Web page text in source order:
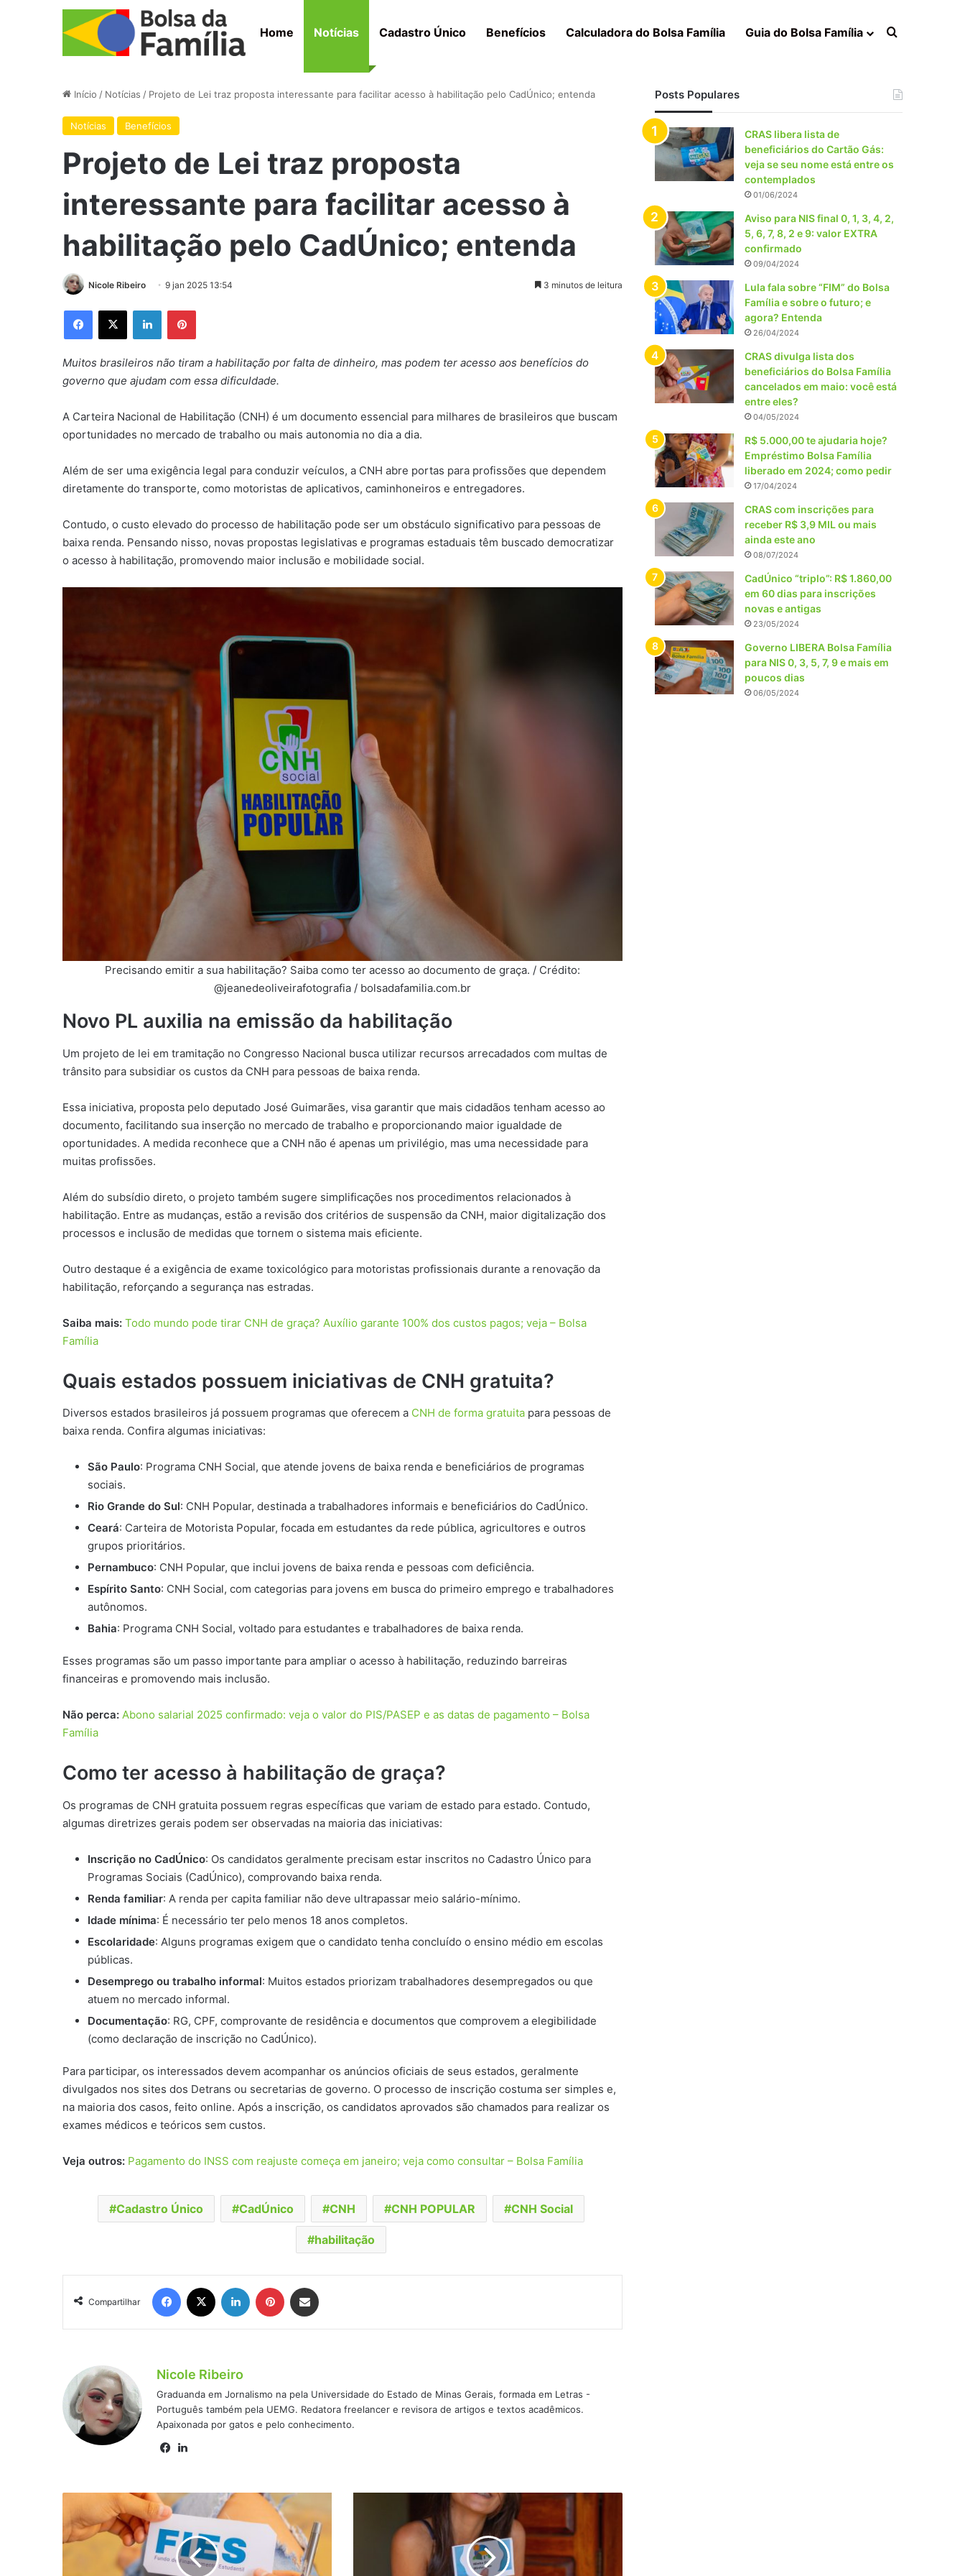
Home Notícias Cadastro Único Benefícios Calculadora do Bolsa Família Guia do Bolsa Família Procurar por
Início / Notícias / Projeto de Lei traz proposta interessante para facilitar acesso à habilitação pelo CadÚnico; entenda
Notícias Benefícios
Projeto de Lei traz proposta
interessante para facilitar acesso à
habilitação pelo CadÚnico; entenda
Nicole Ribeiro 9 jan 2025 13:54 3 minutos de leitura
Facebook
X LinkedinPinterest
Muitos brasileiros não tiram a habilitação por falta de dinheiro, mas podem ter acesso aos benefícios do
governo que ajudam com essa dificuldade.
A Carteira Nacional de Habilitação (CNH) é um documento essencial para milhares de brasileiros que buscam
oportunidades no mercado de trabalho ou mais autonomia no dia a dia.
Além de ser uma exigência legal para conduzir veículos, a CNH abre portas para profissões que dependem
diretamente do transporte, como motoristas de aplicativos, caminhoneiros e entregadores.
Contudo, o custo elevado do processo de habilitação pode ser um obstáculo significativo para pessoas de
baixa renda. Pensando nisso, novas propostas legislativas e programas estaduais têm buscado democratizar
o acesso à habilitação, promovendo maior inclusão e mobilidade social.
Precisando emitir a sua habilitação? Saiba como ter acesso ao documento de graça. / Crédito:
@jeanedeoliveirafotografia / bolsadafamilia.com.br
Novo PL auxilia na emissão da habilitação
Um projeto de lei em tramitação no Congresso Nacional busca utilizar recursos arrecadados com multas de
trânsito para subsidiar os custos da CNH para pessoas de baixa renda.
Essa iniciativa, proposta pelo deputado José Guimarães, visa garantir que mais cidadãos tenham acesso ao
documento, facilitando sua inserção no mercado de trabalho e proporcionando maior igualdade de
oportunidades. A medida reconhece que a CNH não é apenas um privilégio, mas uma necessidade para
muitas profissões.
Além do subsídio direto, o projeto também sugere simplificações nos procedimentos relacionados à
habilitação. Entre as mudanças, estão a revisão dos critérios de suspensão da CNH, maior digitalização dos
processos e inclusão de medidas que tornem o sistema mais eficiente.
Outro destaque é a exigência de exame toxicológico para motoristas profissionais durante a renovação da
habilitação, reforçando a segurança nas estradas.
Saiba mais: Todo mundo pode tirar CNH de graça? Auxílio garante 100% dos custos pagos; veja – Bolsa
Família
Quais estados possuem iniciativas de CNH gratuita?
Diversos estados brasileiros já possuem programas que oferecem a CNH de forma gratuita para pessoas de
baixa renda. Confira algumas iniciativas:
São Paulo: Programa CNH Social, que atende jovens de baixa renda e beneficiários de programas
sociais.
Rio Grande do Sul: CNH Popular, destinada a trabalhadores informais e beneficiários do CadÚnico.
Ceará: Carteira de Motorista Popular, focada em estudantes da rede pública, agricultores e outros
grupos prioritários.
Pernambuco: CNH Popular, que inclui jovens de baixa renda e pessoas com deficiência.
Espírito Santo: CNH Social, com categorias para jovens em busca do primeiro emprego e trabalhadores
autônomos.
Bahia: Programa CNH Social, voltado para estudantes e trabalhadores de baixa renda.
Esses programas são um passo importante para ampliar o acesso à habilitação, reduzindo barreiras
financeiras e promovendo mais inclusão.
Não perca: Abono salarial 2025 confirmado: veja o valor do PIS/PASEP e as datas de pagamento – Bolsa
Família
Como ter acesso à habilitação de graça?
Os programas de CNH gratuita possuem regras específicas que variam de estado para estado. Contudo,
algumas diretrizes gerais podem ser observadas na maioria das iniciativas:
Inscrição no CadÚnico: Os candidatos geralmente precisam estar inscritos no Cadastro Único para
Programas Sociais (CadÚnico), comprovando baixa renda.
Renda familiar: A renda per capita familiar não deve ultrapassar meio salário-mínimo.
Idade mínima: É necessário ter pelo menos 18 anos completos.
Escolaridade: Alguns programas exigem que o candidato tenha concluído o ensino médio em escolas
públicas.
Desemprego ou trabalho informal: Muitos estados priorizam trabalhadores desempregados ou que
atuem no mercado informal.
Documentação: RG, CPF, comprovante de residência e documentos que comprovem a elegibilidade
(como declaração de inscrição no CadÚnico).
Para participar, os interessados devem acompanhar os anúncios oficiais de seus estados, geralmente
divulgados nos sites dos Detrans ou secretarias de governo. O processo de inscrição costuma ser simples e,
na maioria dos casos, feito online. Após a inscrição, os candidatos aprovados são chamados para realizar os
exames médicos e teóricos sem custos.
Veja outros: Pagamento do INSS com reajuste começa em janeiro; veja como consultar – Bolsa Família
Cadastro Único CadÚnico CNH CNH POPULAR CNH Social
habilitação
Compartilhar
Facebook Linkedin Pinterest
Nicole Ribeiro
Graduanda em Jornalismo na pela Universidade do Estado de Minas Gerais, formada em Letras -
Português também pela UEMG. Redatora freelancer e revisora de artigos e textos acadêmicos.
Apaixonada por gatos e pelo conhecimento.
Facebook
2025
terá
112
Posts Populares
CRAS libera lista de
beneficiários do Cartão Gás:
veja se seu nome está entre os
contemplados
01/06/2024
Aviso para NIS final 0, 1, 3, 4, 2,
5, 6, 7, 8, 2 e 9: valor EXTRA
confirmado
09/04/2024
Lula fala sobre “FIM” do Bolsa
Família e sobre o futuro; e
agora? Entenda
26/04/2024
CRAS divulga lista dos
beneficiários do Bolsa Família
cancelados em maio: você está
entre eles?
04/05/2024
R$ 5.000,00 te ajudaria hoje?
Empréstimo Bolsa Família
liberado em 2024; como pedir
17/04/2024
CRAS com inscrições para
receber R$ 3,9 MIL ou mais
ainda este ano
08/07/2024
CadÚnico “triplo”: R$ 1.860,00
em 60 dias para inscrições
novas e antigas
23/05/2024
Governo LIBERA Bolsa Família
para NIS 0, 3, 5, 7, 9 e mais em
poucos dias
06/05/2024